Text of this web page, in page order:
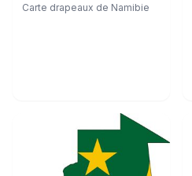
Carte drapeaux de Namibie